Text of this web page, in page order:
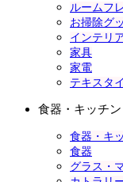
ルームフ
お掃除グ
インテリ
家具
家電
テキスタ
食器・キッチン
食器・キ
食器
グラス・